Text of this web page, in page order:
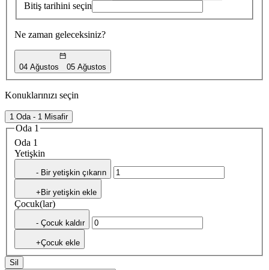
Bitiş tarihini seçin
Ne zaman geleceksiniz?
04 Ağustos 05 Ağustos
Konuklarınızı seçin
1 Oda - 1 Misafir
Oda 1
Oda 1
Yetişkin
- Bir yetişkin çıkarın
+Bir yetişkin ekle
Çocuk(lar)
- Çocuk kaldır
+Çocuk ekle
Sil